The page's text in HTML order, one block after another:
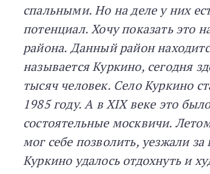
спальными. Но на деле у них
потенциал. Хочу показать это
района. Данный район
называется Куркино, сегодня
тысяч человек. Село Куркино
1985 году. А в XIX веке это
состоятельные москвичи.
мог себе позволить, уезжали
Куркино удалось отдохнуть и